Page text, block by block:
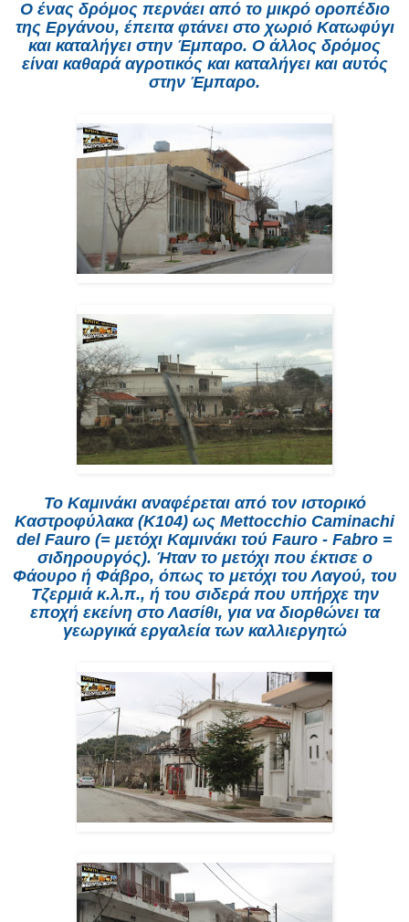
Ο ένας δρόμος περνάει από το μικρό οροπέδιο
της Εργάνου, έπειτα φτάνει στο χωριό Κατωφύγι
και καταλήγει στην Έμπαρο. Ο άλλος δρόμος
είναι καθαρά αγροτικός και καταλήγει και αυτός
στην Έμπαρο.
Το Καμινάκι αναφέρεται από τον ιστορικό
Καστροφύλακα (Κ104) ως Mettocchio Caminachi
del Fauro (= μετόχι Καμινάκι τού Fauro - Fabro =
σιδηρουργός). Ήταν το μετόχι που έκτισε ο
Φάουρο ή Φάβρο, όπως το μετόχι του Λαγού, του
Τζερμιά κ.λ.π., ή του σιδερά που υπήρχε την
εποχή εκείνη στο Λασίθι, για να διορθώνει τα
γεωργικά εργαλεία των καλλιεργητώ